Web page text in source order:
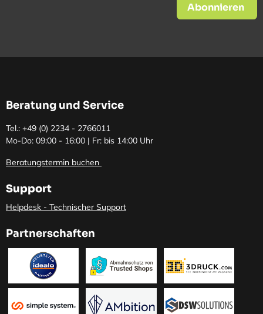
Abonnieren
Beratung und Service
Tel.: +49 (0) 2234 - 2766011
Mo-Do: 09:00 - 16:00 | Fr: bis 14:00 Uhr
Beratungstermin buchen
Support
Helpdesk - Technischer Support
Partnerschaften